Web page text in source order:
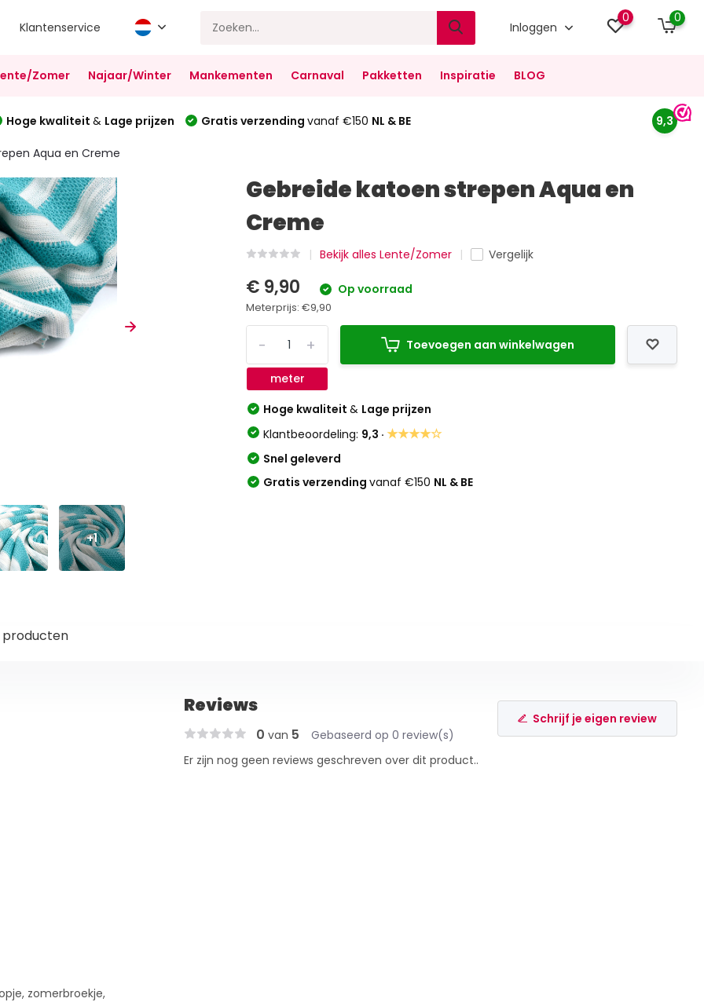
Klantenservice Inloggen
0 0
Zomer Najaar/Winter Mankementen Carnaval Pakketten Inspiratie BLOG
Hoge kwaliteit & Lage prijzen Gratis verzending vanaf €150 NL & BE 9,3
Aqua en Creme
+1
Gebreide katoen strepen Aqua en
Creme
Bekijk alles Lente/Zomer Vergelijk
€ 9,90 Op voorraad
Meterprijs:€9,90
+
-
meter
Toevoegen aan winkelwagen
Hoge kwaliteit& Lage prijzen
Klantbeoordeling: 9,3 ·★★★★☆
Snel geleverd
Gratis verzendingvanaf €150 NL & BE
zomerbroekje,
Reviews
0 van 5 Gebaseerd op 0 review(s)
Schrijf je eigen review
Er zijn nog geen reviews geschreven over dit product..